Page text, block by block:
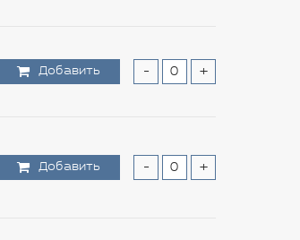
Добавить - +
Добавить - +